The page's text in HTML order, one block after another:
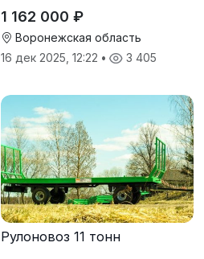
1 162 000 ₽
Воронежская область
16 дек 2025, 12:22 • 3 405
Рулоновоз 11 тонн